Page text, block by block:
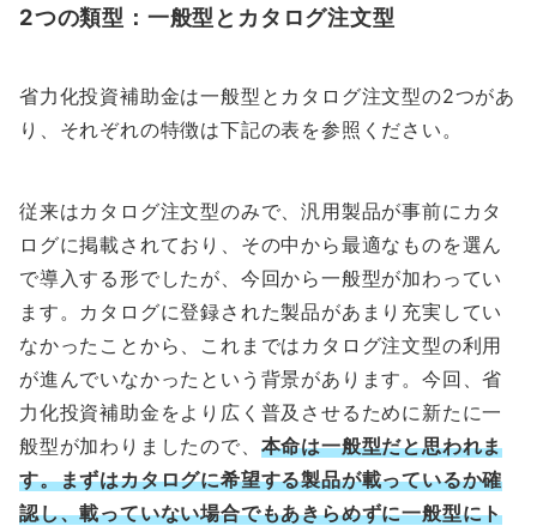
2つの類型：一般型とカタログ注文型
省力化投資補助金は一般型とカタログ注文型の2つがあ
り、それぞれの特徴は下記の表を参照ください。
従来はカタログ注文型のみで、汎用製品が事前にカタ
ログに掲載されており、その中から最適なものを選ん
で導入する形でしたが、今回から一般型が加わってい
ます。カタログに登録された製品があまり充実してい
なかったことから、これまではカタログ注文型の利用
が進んでいなかったという背景があります。今回、省
力化投資補助金をより広く普及させるために新たに一
般型が加わりましたので、 本命は一般型だと思われま
す。まずはカタログに希望する製品が載っているか確
認し、載っていない場合でもあきらめずに一般型にト